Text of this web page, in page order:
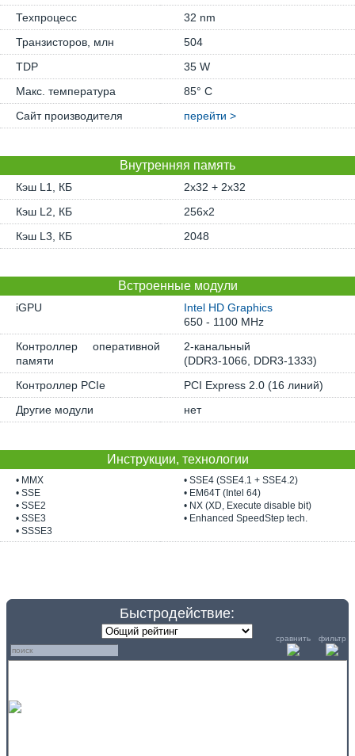
Техпроцесс
32 nm
Транзисторов, млн
504
TDP
35 W
Макс. температура
85° C
Сайт производителя
перейти >
Внутренняя память
Кэш L1, КБ
2x32 + 2x32
Кэш L2, КБ
256x2
Кэш L3, КБ
2048
Встроенные модули
iGPU
Intel HD Graphics
650 - 1100 MHz
Контроллер оперативной
памяти
2-канальный
(DDR3-1066, DDR3-1333)
Контроллер PCIe
PCI Express 2.0 (16 линий)
Другие модули
нет
Инструкции, технологии
• MMX
• SSE
• SSE2
• SSE3
• SSSE3
• SSE4 (SSE4.1 + SSE4.2)
• EM64T (Intel 64)
• NX (XD, Execute disable bit)
• Enhanced SpeedStep tech.
Быстродействие:
сравнить фильтр